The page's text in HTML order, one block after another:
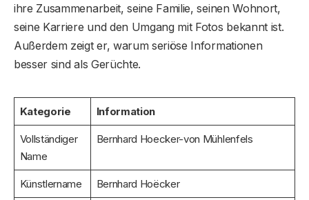
ihre Zusammenarbeit, seine Familie, seinen Wohnort,
seine Karriere und den Umgang mit Fotos bekannt ist.
Außerdem zeigt er, warum seriöse Informationen
besser sind als Gerüchte.
Kategorie Information
Vollständiger
Name
Bernhard Hoecker-von Mühlenfels
Künstlername Bernhard Hoëcker